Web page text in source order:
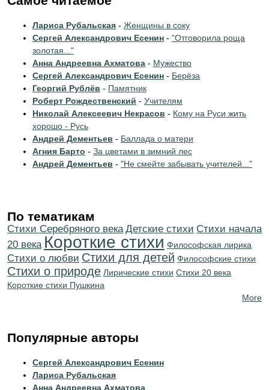
Лариса Рубальская - Женщины в соку
Сергей Александрович Есенин - "Отговорила роща
золотая..."
Анна Андреевна Ахматова - Мужество
Сергей Александрович Есенин - Берёза
Георгий Рублёв - Памятник
Роберт Рождественский - Учителям
Николай Алексеевич Некрасов - Кому на Руси жить
хорошо - Русь
Андрей Дементьев - Баллада о матери
Агния Барто - За цветами в зимний лес
Андрей Дементьев - "Не смейте забывать учителей..."
По тематикам
Cтихи Серебряного века Детские стихи Cтихи начала
20 века Короткие стихи Философская лирика
Стихи о любви Стихи для детей Философские стихи
Стихи о природе Лирические стихи Стихи 20 века
Короткие стихи Пушкина
More
Популярные авторы
Сергей Александрович Есенин
Лариса Рубальская
Анна Андреевна Ахматова